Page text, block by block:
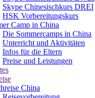
Skype Chinesischkurs DREI
HSK Vorbereitungskurs
Camp in China
Die Sommercamps in China
Unterricht und Aktivitäten
Infos für die Eltern
Preise und Leistungen
China